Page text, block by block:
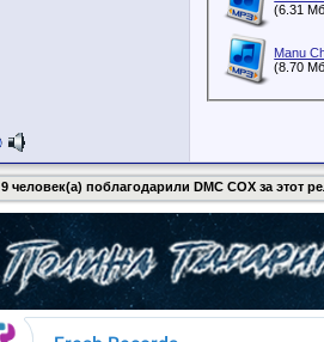
(6.31
Manu
(8.70
9 человек(а) поблагодарили DMC COX за этот